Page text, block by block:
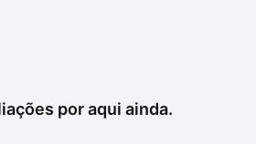
por aqui ainda.